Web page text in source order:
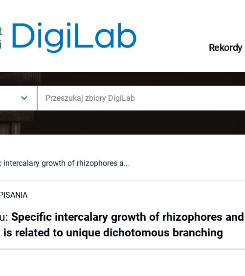
Rekordy
Specific intercalary growth of rhizophores and roots in Selaginella kraussiana (Selaginellaceae) is related to unique dichotomous branching
: Specific intercalary growth of rhizophores
is related to unique dichotomous branching